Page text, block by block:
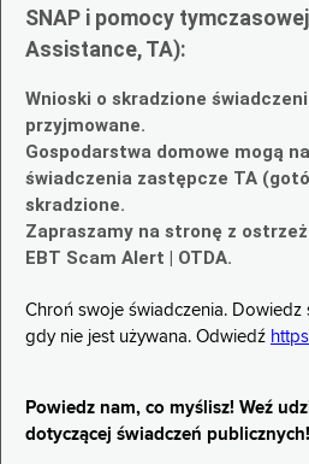
SNAP i pomocy
Assistance, TA):
Wnioski o skradzione
przyjmowane.
Gospodarstwa domowe mogą
świadczenia zastępcze TA
skradzione.
Zapraszamy na stronę z
EBT Scam Alert | OTDA.
Chroń swoje świadczenia. Dowiedz
gdy nie jest używana. Odwiedź
Powiedz nam, co myślisz! Weź
dotyczącej świadczeń publicznych!